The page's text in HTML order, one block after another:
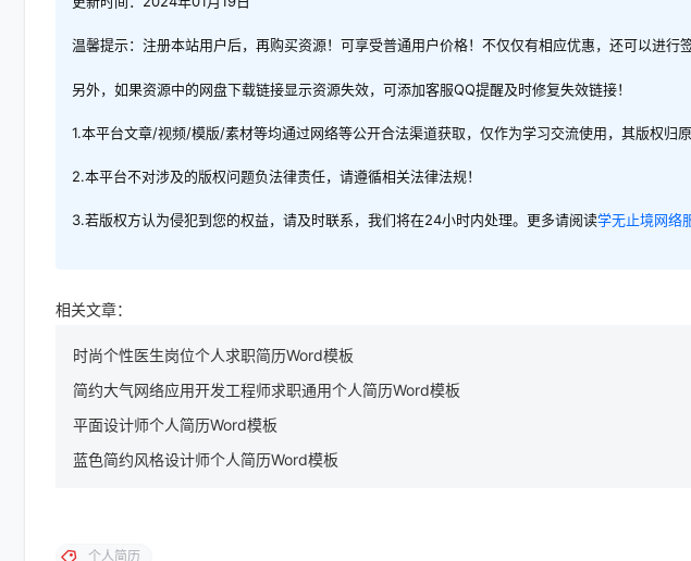
温馨提示：注册本站用户后，再购买资源！可享受普通用户价格！不仅仅有相应优惠，还可以进行
另外，如果资源中的网盘下载链接显示资源失效，可添加客服QQ提醒及时修复失效链接！
1.本平台文章/视频/模版/素材等均通过网络等公开合法渠道获取，仅作为学习交流使用，其版权归原
2.本平台不对涉及的版权问题负法律责任，请遵循相关法律法规！
3.若版权方认为侵犯到您的权益，请及时联系，我们将在24小时内处理。更多请阅读学无止境网络
相关文章：
时尚个性医生岗位个人求职简历Word模板
简约大气网络应用开发工程师求职通用个人简历Word模板
平面设计师个人简历Word模板
蓝色简约风格设计师个人简历Word模板
个人简历